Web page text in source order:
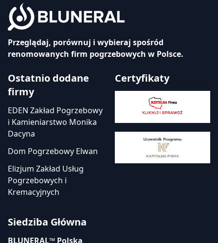
Przeglądaj, porównuj i wybieraj spośród
renomowanych firm pogrzebowych w Polsce.
Ostatnio dodane
firmy
EDEN Zakład Pogrzebowy
i Kamieniarstwo Monika
Dacyna
Dom Pogrzebowy Elwan
Elizjum Zakład Usług
Pogrzebowych i
Kremacyjnych
Certyfikaty
Siedziba Główna
BLUNERAL™ Polska